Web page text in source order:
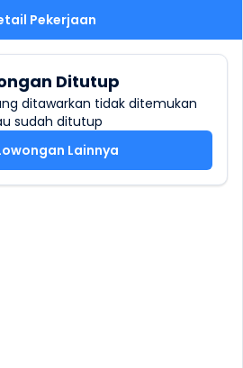
Pekerjaan
Ditutup
ditawarkan tidak ditemukan
sudah ditutup
Lainnya